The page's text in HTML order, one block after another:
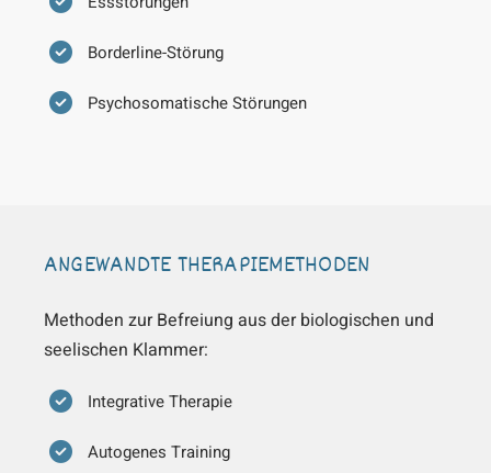
Borderline-Störung
Psychosomatische Störungen
ANGEWANDTE THERAPIEMETHODEN
Methoden zur Befreiung aus der biologischen und
seelischen Klammer:
Integrative Therapie
Autogenes Training